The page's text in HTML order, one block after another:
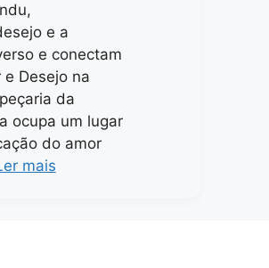
e a
e conectam
Desejo na
da
ocupa um lugar
do amor
mais